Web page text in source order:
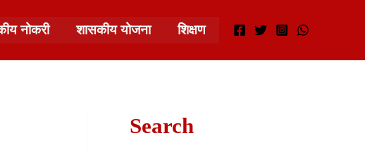
नोकरी शासकीय योजना शिक्षण
Search